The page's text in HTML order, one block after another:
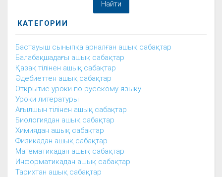
КАТЕГОРИИ
Бастауыш сыныпқа арналған ашық сабақтар
Балабақшадағы ашық сабақтар
Қазақ тілінен ашық сабақтар
Әдебиеттен ашық сабақтар
Открытие уроки по русскому языку
Уроки литературы
Ағылшын тілінен ашық сабақтар
Биологиядан ашық сабақтар
Химиядан ашық сабақтар
Физикадан ашық сабақтар
Математикадан ашық сабақтар
Информатикадан ашық сабақтар
Тарихтан ашық сабақтар